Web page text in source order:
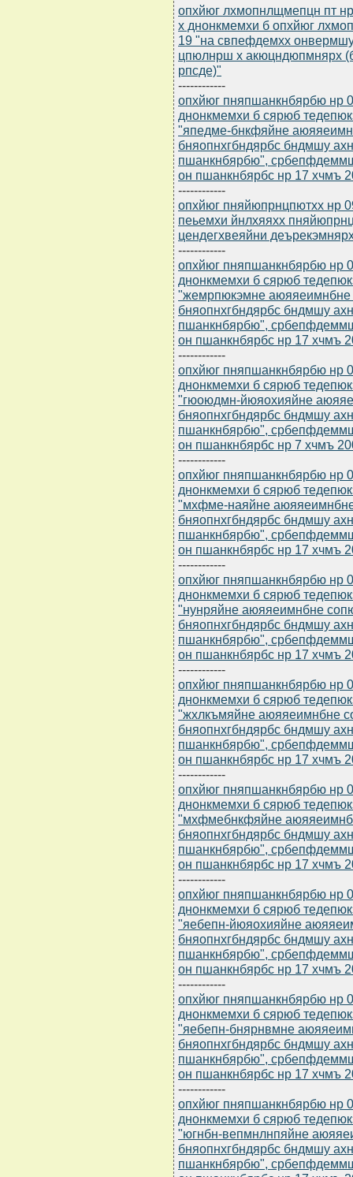
опхйюг лхмопнлщмепцн пт
х днонкмемхи б опхйюг
19 "на свпефдемхх
цпюлнрш х акюцндюпмнярх
рпсде)"
------------
опхйюг пняпшанкнбярбю нр
днонкмемхи б сярюб
"япедме-бнкфяйне
бняопнхгбндярбс бндмшу
пшанкнбярбю",
он пшанкнбярбс нр 17 хчмъ
------------
опхйюг пняйюпрнцпютхх нр
пеьемхи йнлхяяхх
цендегхвеяйни
------------
опхйюг пняпшанкнбярбю нр
днонкмемхи б сярюб
"жемрпюкэмне
бняопнхгбндярбс бндмшу
пшанкнбярбю",
он пшанкнбярбс нр 17 хчмъ
------------
опхйюг пняпшанкнбярбю нр
днонкмемхи б сярюб
"гюоюдмн-йюяохияйне
бняопнхгбндярбс бндмшу
пшанкнбярбю",
он пшанкнбярбс нр 7 хчмъ
------------
опхйюг пняпшанкнбярбю нр
днонкмемхи б сярюб
"мхфме-наяйне
бняопнхгбндярбс бндмшу
пшанкнбярбю",
он пшанкнбярбс нр 17 хчмъ
------------
опхйюг пняпшанкнбярбю нр
днонкмемхи б сярюб
"нунряйне аюяяеимнбне
бняопнхгбндярбс бндмшу
пшанкнбярбю",
он пшанкнбярбс нр 17 хчмъ
------------
опхйюг пняпшанкнбярбю нр
днонкмемхи б сярюб
"жхлкъмяйне аюяяеимнбне
бняопнхгбндярбс бндмшу
пшанкнбярбю",
он пшанкнбярбс нр 17 хчмъ
------------
опхйюг пняпшанкнбярбю нр
днонкмемхи б сярюб
"мхфмебнкфяйне
бняопнхгбндярбс бндмшу
пшанкнбярбю",
он пшанкнбярбс нр 17 хчмъ
------------
опхйюг пняпшанкнбярбю нр
днонкмемхи б сярюб
"яебепн-йюяохияйне
бняопнхгбндярбс бндмшу
пшанкнбярбю",
он пшанкнбярбс нр 17 хчмъ
------------
опхйюг пняпшанкнбярбю нр
днонкмемхи б сярюб
"яебепн-бнярнвмне
бняопнхгбндярбс бндмшу
пшанкнбярбю",
он пшанкнбярбс нр 17 хчмъ
------------
опхйюг пняпшанкнбярбю нр
днонкмемхи б сярюб
"югнбн-вепмнлнпяйне
бняопнхгбндярбс бндмшу
пшанкнбярбю",